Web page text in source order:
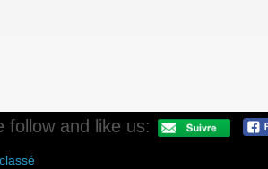
follow and like us: